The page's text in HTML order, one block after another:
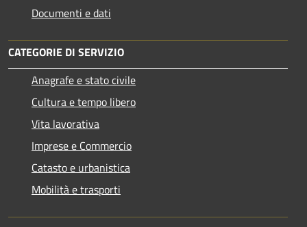
Documenti e dati
CATEGORIE DI SERVIZIO
Anagrafe e stato civile
Cultura e tempo libero
Vita lavorativa
Imprese e Commercio
Catasto e urbanistica
Mobilità e trasporti